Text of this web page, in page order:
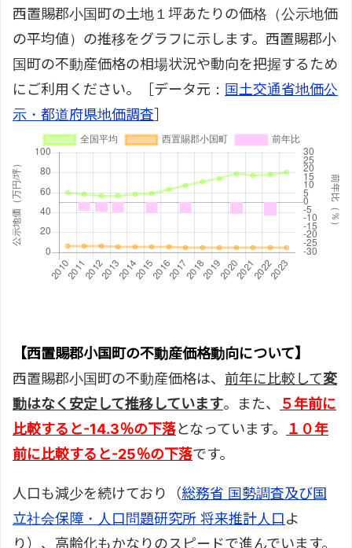
西置賜郡小国町の土地１坪あたりの価格（公示地価
の平均値）の推移をグラフに示します。西置賜郡小
国町の不動産価格の相場状況や動向を把握するため
にご利用ください。［データ元： 国土交通省地価公
示・都道府県地価調査
【西置賜郡小国町の不動産価格動向について】
西置賜郡小国町の不動産価格は、 前年に比較して変
動はなく安定して推移しています。また、
５年前に
比較すると-14.3％の下落となっています。
１０年
前に比較すると-25％の下落です。
人口も減少を続けており（総務省 国勢調査及び国
立社会保障・人口問題研究所 将来推計人口よ
り）、高齢化もかなりのスピードで進んでいます。